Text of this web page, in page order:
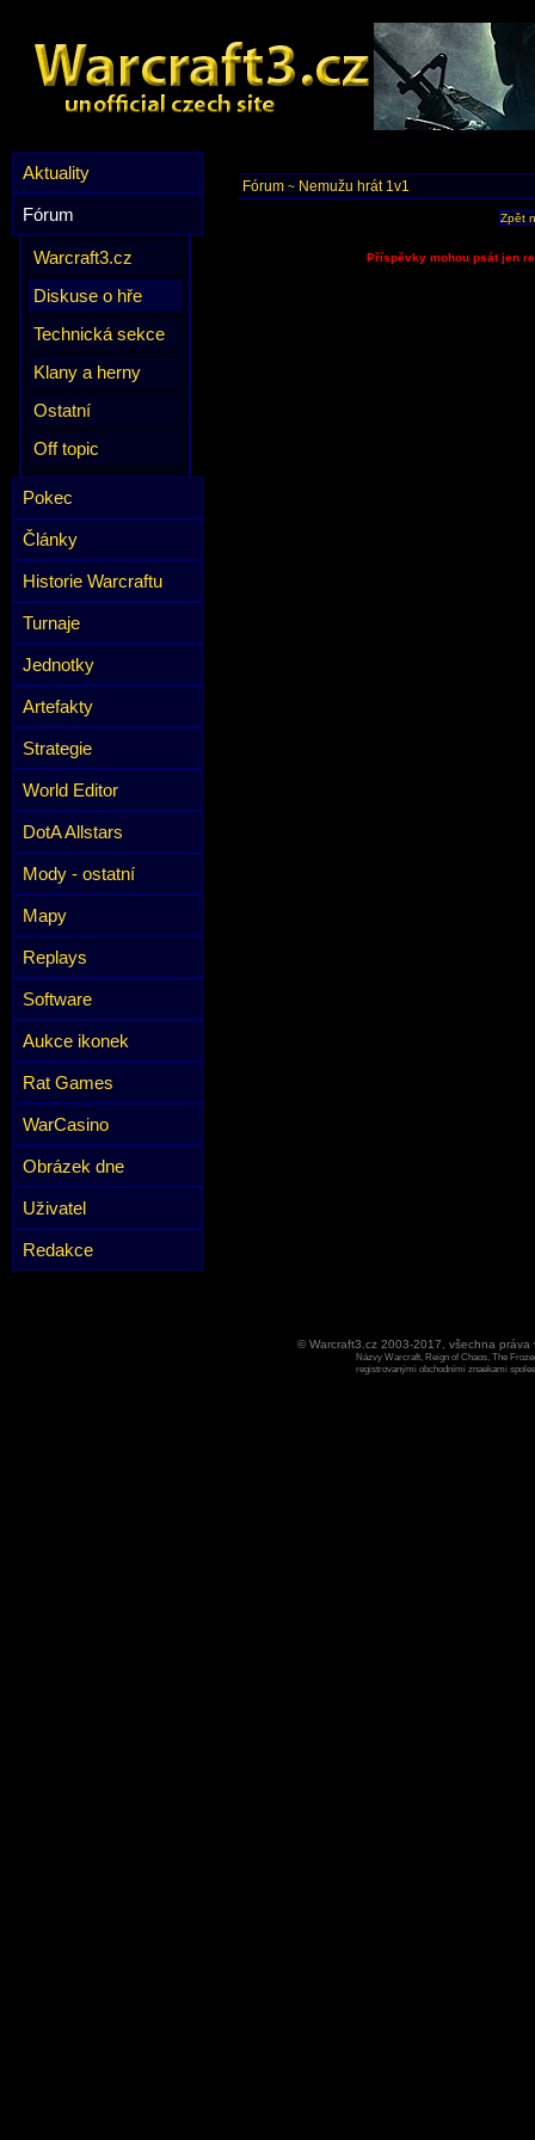
Aktuality
Fórum
Warcraft3.cz
Diskuse o hře
Technická sekce
Klany a herny
Ostatní
Off topic
Pokec
Články
Historie Warcraftu
Turnaje
Jednotky
Artefakty
Strategie
World Editor
DotA Allstars
Mody - ostatní
Mapy
Replays
Software
Aukce ikonek
Rat Games
WarCasino
Obrázek dne
Uživatel
Redakce
Fórum ~ Nemužu hrát 1v1
Zpět
Příspěvky mohou psát jen
© Warcraft3.cz 2003-2017, všechna
Názvy Warcraft, Reign of Chaos, The
registrovanými obchodními znaekami